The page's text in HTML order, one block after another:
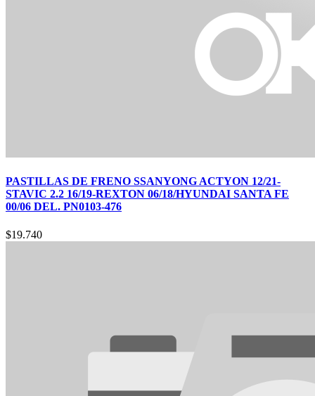
PASTILLAS DE FRENO SSANYONG ACTYON 12/21-
STAVIC 2.2 16/19-REXTON 06/18/HYUNDAI SANTA FE
00/06 DEL. PN0103-476
$19.740